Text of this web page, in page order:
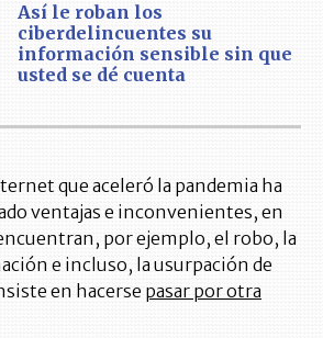
Así le roban los
ciberdelincuentes su
información sensible sin que
usted se dé cuenta
que aceleró la pandemia ha
ventajas e inconvenientes, en
por ejemplo, el robo, la
e incluso, la usurpación de
en hacerse pasar por otra